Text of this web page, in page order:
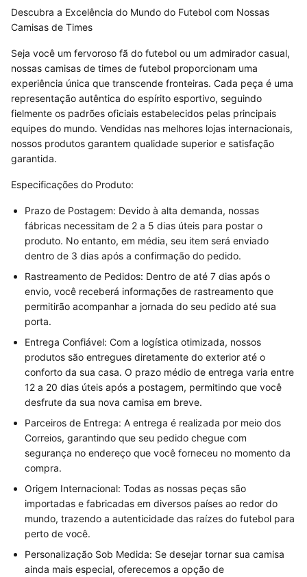
Descubra a Excelência do Mundo do Futebol com Nossas
Camisas de Times
Seja você um fervoroso fã do futebol ou um admirador casual,
nossas camisas de times de futebol proporcionam uma
experiência única que transcende fronteiras. Cada peça é uma
representação autêntica do espírito esportivo, seguindo
fielmente os padrões oficiais estabelecidos pelas principais
equipes do mundo. Vendidas nas melhores lojas internacionais,
nossos produtos garantem qualidade superior e satisfação
garantida.
Especificações do Produto:
Prazo de Postagem: Devido à alta demanda, nossas
fábricas necessitam de 2 a 5 dias úteis para postar o
produto. No entanto, em média, seu item será enviado
dentro de 3 dias após a confirmação do pedido.
Rastreamento de Pedidos: Dentro de até 7 dias após o
envio, você receberá informações de rastreamento que
permitirão acompanhar a jornada do seu pedido até sua
porta.
Entrega Confiável: Com a logística otimizada, nossos
produtos são entregues diretamente do exterior até o
conforto da sua casa. O prazo médio de entrega varia entre
12 a 20 dias úteis após a postagem, permitindo que você
desfrute da sua nova camisa em breve.
Parceiros de Entrega: A entrega é realizada por meio dos
Correios, garantindo que seu pedido chegue com
segurança no endereço que você forneceu no momento da
compra.
Origem Internacional: Todas as nossas peças são
importadas e fabricadas em diversos países ao redor do
mundo, trazendo a autenticidade das raízes do futebol para
perto de você.
Personalização Sob Medida: Se desejar tornar sua camisa
ainda mais especial, oferecemos a opção de